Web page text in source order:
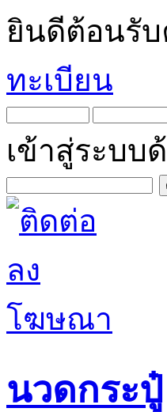
ยินดีต้อนรั
ทะเบียน
เข้าสู่ระบบ
นวดกระปู๋